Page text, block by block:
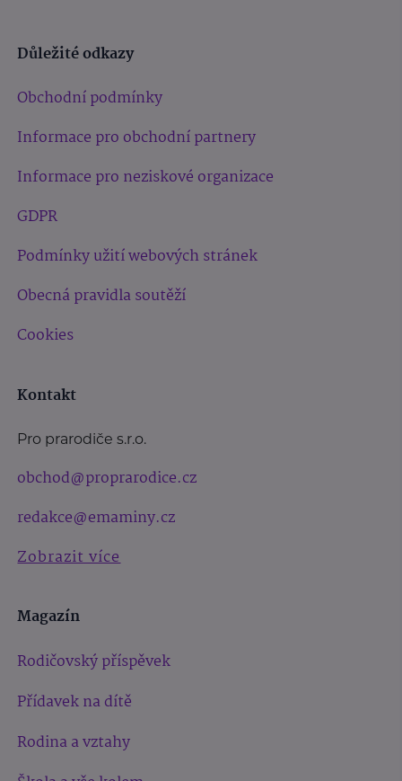
Důležité odkazy
Obchodní podmínky
Informace pro obchodní partnery
Informace pro neziskové organizace
GDPR
Podmínky užití webových stránek
Obecná pravidla soutěží
Cookies
Kontakt
Pro prarodiče s.r.o.
obchod@proprarodice.cz
redakce@emaminy.cz
Zobrazit více
Magazín
Rodičovský příspěvek
Přídavek na dítě
Rodina a vztahy